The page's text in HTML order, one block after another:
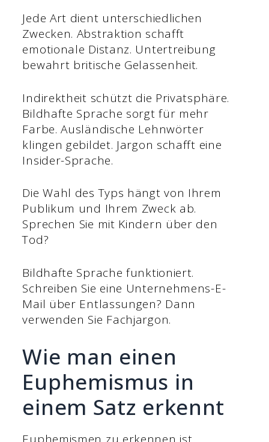
Jede Art dient unterschiedlichen
Zwecken. Abstraktion schafft
emotionale Distanz. Untertreibung
bewahrt britische Gelassenheit.
Indirektheit schützt die Privatsphäre.
Bildhafte Sprache sorgt für mehr
Farbe. Ausländische Lehnwörter
klingen gebildet. Jargon schafft eine
Insider-Sprache.
Die Wahl des Typs hängt von Ihrem
Publikum und Ihrem Zweck ab.
Sprechen Sie mit Kindern über den
Tod?
Bildhafte Sprache funktioniert.
Schreiben Sie eine Unternehmens-E-
Mail über Entlassungen? Dann
verwenden Sie Fachjargon.
Wie man einen
Euphemismus in
einem Satz erkennt